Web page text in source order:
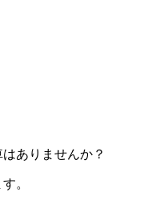
ありませんか？
。